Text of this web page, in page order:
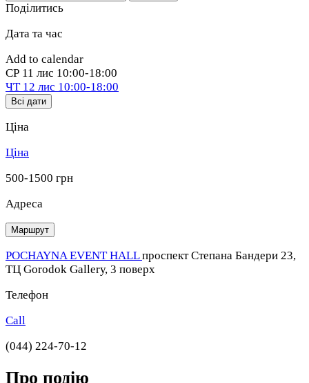
Поділитись
Дата та час
Add to calendar
СР 11 лис 10:00-18:00
ЧТ 12 лис 10:00-18:00
Всі дати
Ціна
Ціна
500-1500 грн
Адреса
Маршрут
POCHAYNA EVENT HALLпроспект Степана Бандери 23,
ТЦ Gorodok Gallerу, 3 поверх
Телефон
Call
(044) 224-70-12
Про подію